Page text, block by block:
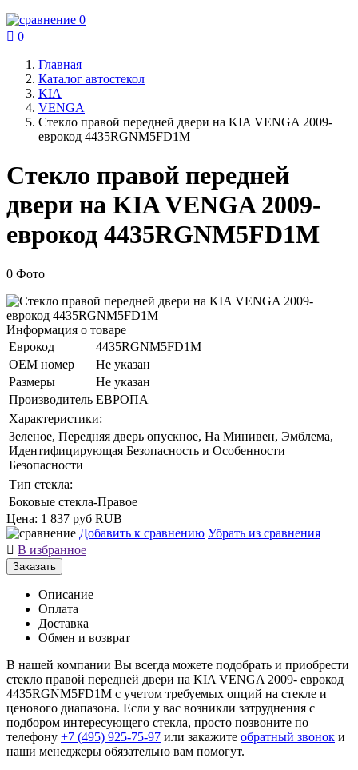
0
 0
Главная
Каталог автостекол
KIA
VENGA
Стекло правой передней двери на KIA VENGA 2009-
еврокод 4435RGNM5FD1M
Стекло правой передней
двери на KIA VENGA 2009-
еврокод 4435RGNM5FD1M
0 Фото
Информация о товаре
Еврокод
4435RGNM5FD1M
ОЕМ номер
Не указан
Размеры
Не указан
Производитель ЕВРОПА
Характеристики:
Зеленое, Передняя дверь опускное, На Минивен, Эмблема,
Идентифицирующая Безопасность и Особенности
Безопасности
Тип стекла:
Боковые стекла-Правое
Цена: 1 837 руб RUB
Добавить к сравнению Убрать из сравнения
 В избранное
Заказать
Описание
Оплата
Доставка
Обмен и возврат
В нашей компании Вы всегда можете подобрать и приобрести
стекло правой передней двери на KIA VENGA 2009- еврокод
4435RGNM5FD1M с учетом требуемых опций на стекле и
ценового диапазона. Если у вас возникли затруднения с
подбором интересующего стекла, просто позвоните по
телефону +7 (495) 925-75-97 или закажите обратный звонок и
наши менеджеры обязательно вам помогут.